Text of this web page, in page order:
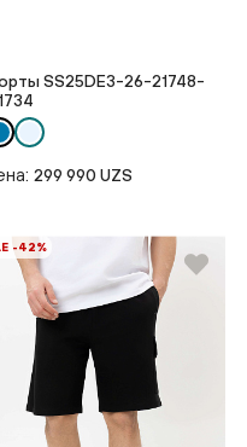
SS25DE3-26-21748-
299 990 UZS
-42%